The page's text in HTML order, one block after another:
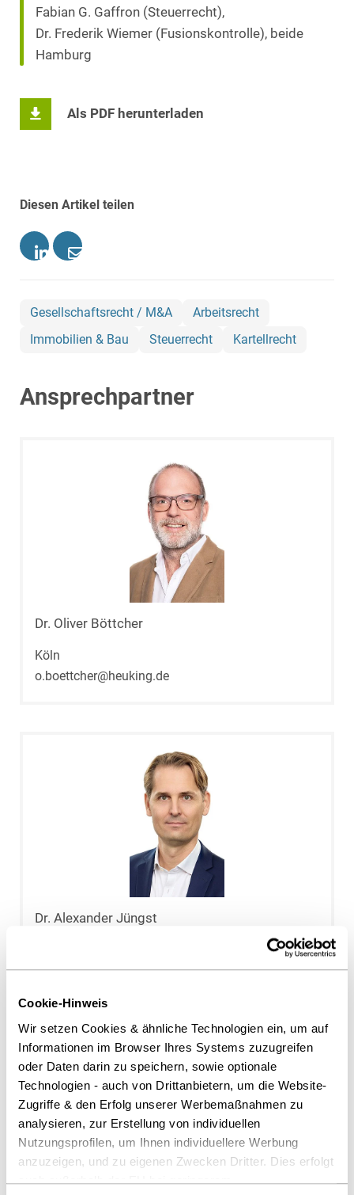
Cookie-Hinweis
Wir setzen Cookies & ähnliche Technologien ein, um auf
Informationen im Browser Ihres Systems zuzugreifen
oder Daten darin zu speichern, sowie optionale
Technologien - auch von Drittanbietern, um die Website-
Zugriffe & den Erfolg unserer Werbemaßnahmen zu
analysieren, zur Erstellung von individuellen
Nutzungsprofilen, um Ihnen individuellere Werbung
anzuzeigen, und zu eigenen Zwecken Dritter. Dies erfolgt
auch außerhalb der EU bei geringerem
Fabian G. Gaffron (Steuerrecht),
Dr. Frederik Wiemer (Fusionskontrolle), beide
Hamburg
Als PDF herunterladen
Diesen Artikel teilen
Gesellschaftsrecht / M&A
Arbeitsrecht
Immobilien & Bau
Steuerrecht Kartellrecht
Ansprechpartner
Dr. Oliver Böttcher
Köln
o.boettcher@heuking.de
Dr. Alexander Jüngst
a.juengst@heuking.de